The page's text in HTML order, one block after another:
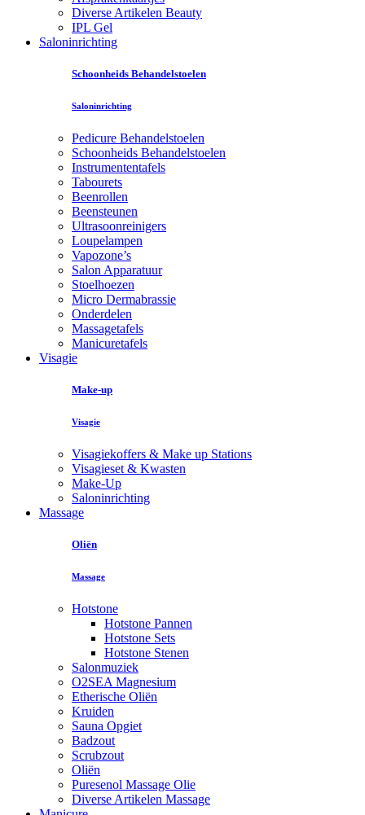
Diverse Artikelen Beauty
IPL Gel
Saloninrichting
Schoonheids Behandelstoelen
Saloninrichting
Pedicure Behandelstoelen
Schoonheids Behandelstoelen
Instrumententafels
Tabourets
Beenrollen
Beensteunen
Ultrasoonreinigers
Loupelampen
Vapozone’s
Salon Apparatuur
Stoelhoezen
Micro Dermabrassie
Onderdelen
Massagetafels
Manicuretafels
Visagie
Make-up
Visagie
Visagiekoffers & Make up Stations
Visagieset & Kwasten
Make-Up
Saloninrichting
Massage
Oliën
Massage
Hotstone
Hotstone Pannen
Hotstone Sets
Hotstone Stenen
Salonmuziek
O2SEA Magnesium
Etherische Oliën
Kruiden
Sauna Opgiet
Badzout
Scrubzout
Oliën
Puresenol Massage Olie
Diverse Artikelen Massage